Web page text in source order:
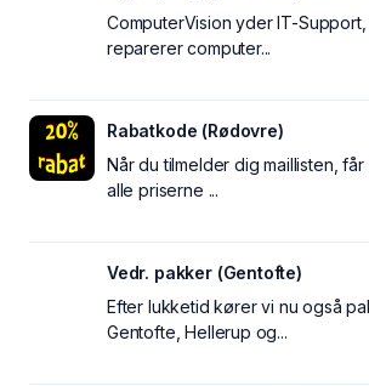
ComputerVision yder IT-
reparerer computer...
Rabatkode (Rødovre)
Når du tilmelder dig maillisten,
alle priserne ...
Vedr. pakker (Gentofte)
Efter lukketid kører vi nu også
Gentofte, Hellerup og...